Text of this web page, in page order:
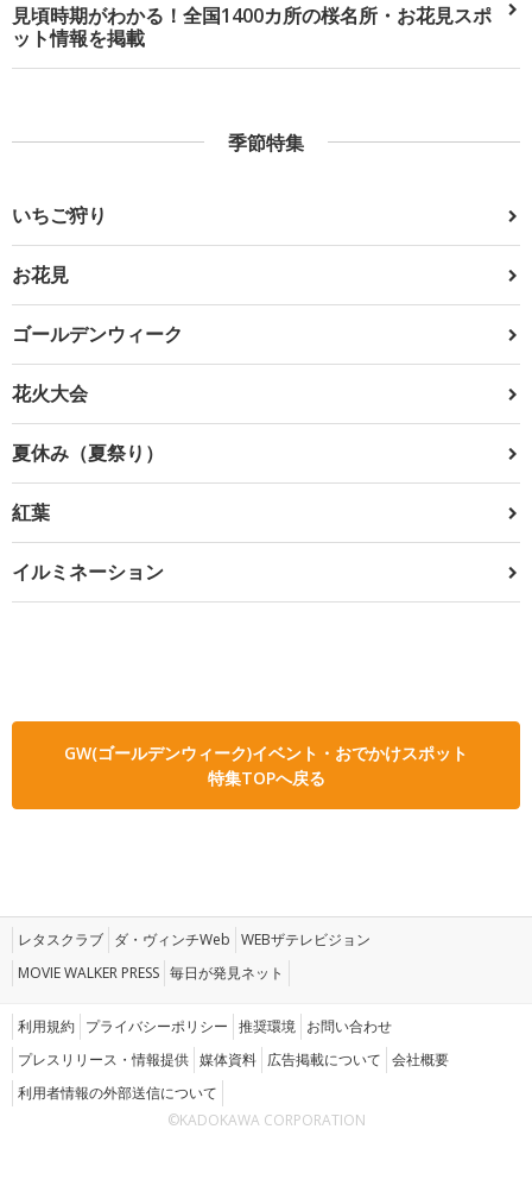
見頃時期がわかる！全国1400カ所の桜名所・お花見スポ
ット情報を掲載
季節特集
いちご狩り
お花見
ゴールデンウィーク
花火大会
夏休み（夏祭り）
紅葉
イルミネーション
GW(ゴールデンウィーク)イベント・おでかけスポット
特集TOPへ戻る
レタスクラブ ダ・ヴィンチWeb WEBザテレビジョン
MOVIE WALKER PRESS 毎日が発見ネット
利用規約 プライバシーポリシー 推奨環境 お問い合わせ
プレスリリース・情報提供 媒体資料 広告掲載について 会社概要
利用者情報の外部送信について
©KADOKAWA CORPORATION